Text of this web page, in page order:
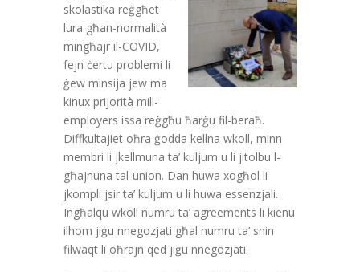
skolastika reġgħet
lura għan-normalità
mingħajr il-COVID,
fejn ċertu problemi li
ġew minsija jew ma
kinux prijorità mill-
employers issa reġgħu ħarġu fil-beraħ.
Diffkultajiet oħra ġodda kellna wkoll, minn
membri li jkellmuna ta’ kuljum u li jitolbu l-
għajnuna tal-union. Dan huwa xogħol li
jkompli jsir ta’ kuljum u li huwa essenzjali.
Ingħalqu wkoll numru ta’ agreements li kienu
ilhom jiġu nnegozjati għal numru ta’ snin
filwaqt li oħrajn qed jiġu nnegozjati.